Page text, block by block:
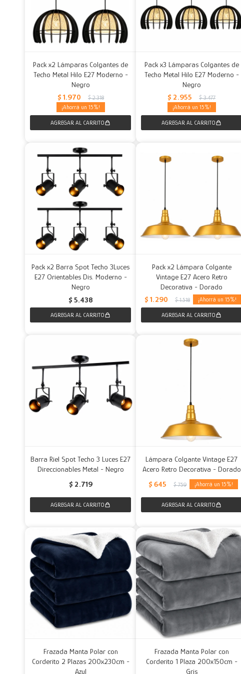
Pack x2 Lámparas Colgantes de
Techo Metal Hilo E27 Moderno -
Negro
$ 1.970 $ 2.318
15
Pack x3 Lámparas Colgantes de
Techo Metal Hilo E27 Moderno -
Negro
$ 2.955 $ 3.477
15
Pack x2 Barra Spot Techo 3Luces
E27 Orientables Dis. Moderno -
Negro
$ 5.438
Pack x2 Lámpara Colgante
Vintage E27 Acero Retro
Decorativa - Dorado
$ 1.290 $ 1.518 15
Barra Riel Spot Techo 3 Luces E27
Direccionables Metal - Negro
$ 2.719
Lámpara Colgante Vintage E27
Acero Retro Decorativa - Dorado
$ 645 $ 759 15
Frazada Manta Polar con
Corderito 2 Plazas 200x230cm -
Azul
Frazada Manta Polar con
Corderito 1 Plaza 200x150cm -
Gris